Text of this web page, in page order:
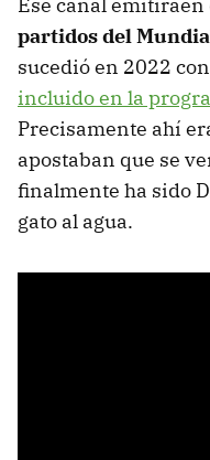
partidos del
sucedió en 2022 con
incluido en la
Precisamente ahí
apostaban que se
finalmente ha sido
gato al agua.